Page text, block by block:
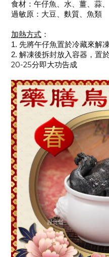
食材： 午仔魚、水、薑、蒜
過敏原 ： 大豆、麩質、魚類
加熱方式 ：
1. 先將午仔魚置於冷藏來解
2. 解凍後拆封放入容器，置
20-25分即大功告成